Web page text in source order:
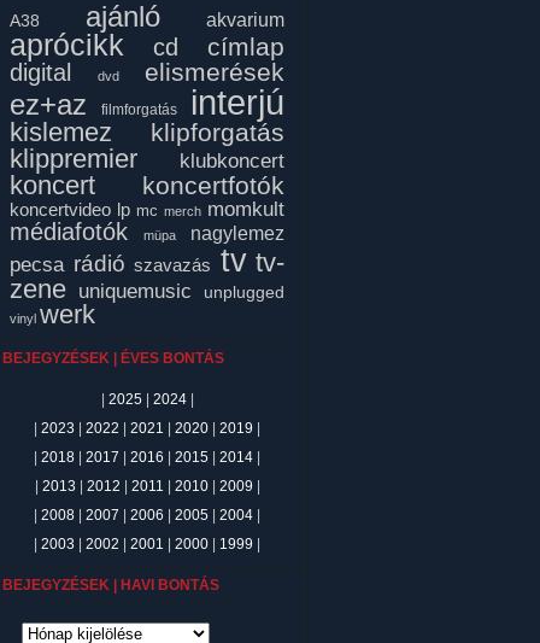
A38 ajánló akvarium
aprócikk cd címlap
digital dvd elismerések
ez+az filmforgatás interjú
kislemez klipforgatás
klippremier klubkoncert
koncert koncertfotók
koncertvideo lp mc merch momkult
médiafotók müpa nagylemez
pecsa rádió szavazás tv tv-
zene uniquemusic unplugged
vinyl werk
BEJEGYZÉSEK | ÉVES BONTÁS
2025| 2024|
2023 2022 2021 2020 2019
2018 2017 2016 2015 2014
2013 2012 2011 2010| 2009
2008 2007 2006 2005 2004
2003 2002 2001 2000 1999
BEJEGYZÉSEK | HAVI BONTÁS